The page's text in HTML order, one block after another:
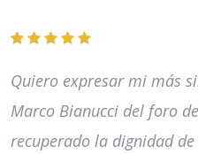
Quiero expresar mi más
Marco Bianucci del foro
recuperado la dignidad